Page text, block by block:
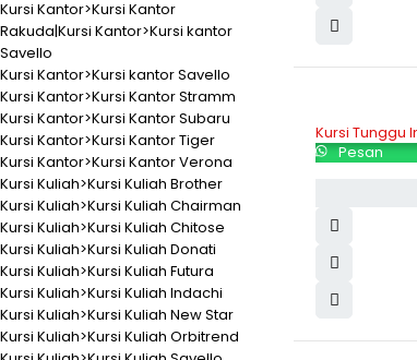
Kursi Kantor>Kursi Kantor
Rakuda|Kursi Kantor>Kursi kantor
Savello
Kursi Kantor>Kursi kantor Savello
Kursi Kantor>Kursi Kantor Stramm
Kursi Kantor>Kursi Kantor Subaru
Kursi Kantor>Kursi Kantor Tiger
Kursi Kantor>Kursi Kantor Verona
Kursi Kuliah>Kursi Kuliah Brother
Kursi Kuliah>Kursi Kuliah Chairman
Kursi Kuliah>Kursi Kuliah Chitose
Kursi Kuliah>Kursi Kuliah Donati
Kursi Kuliah>Kursi Kuliah Futura
Kursi Kuliah>Kursi Kuliah Indachi
Kursi Kuliah>Kursi Kuliah New Star
Kursi Kuliah>Kursi Kuliah Orbitrend
Kursi Tunggu
Pesan